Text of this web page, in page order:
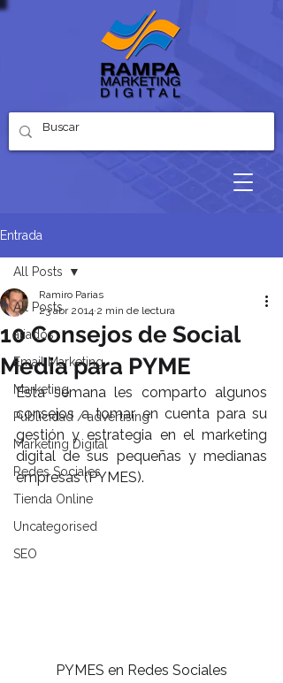
Entrada
All Posts
aliados
Email Marketing
Marketing
Publicidad / advertising
Marketing Digital
Redes Sociales
Tienda Online
Uncategorised
SEO
All Posts
10 Consejos de Social
Media para PYME
Ramiro Parias
23 abr 2014 2 min de lectura
Esta semana les comparto algunos
consejos a tomar en cuenta para su
gestión y estrategia en el marketing
digital de sus pequeñas y medianas
empresas (PYMES).
PYMES en Redes Sociales